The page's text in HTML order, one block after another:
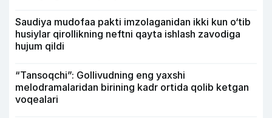
Saudiya mudofaa pakti imzolaganidan ikki kun o‘tib
husiylar qirollikning neftni qayta ishlash zavodiga
hujum qildi
“Tansoqchi”: Gollivudning eng yaxshi
melodramalaridan birining kadr ortida qolib ketgan
voqealari